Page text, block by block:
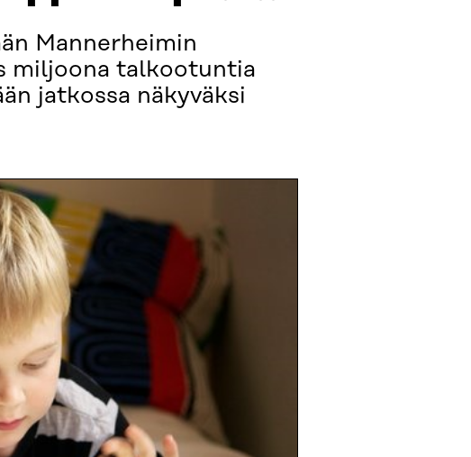
Mannerheimin
miljoona talkootuntia
jatkossa näkyväksi